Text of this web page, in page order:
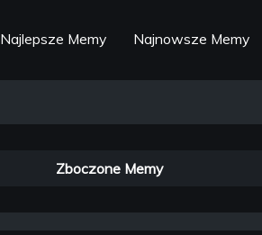
Najlepsze Memy Najnowsze Memy
Zboczone Memy